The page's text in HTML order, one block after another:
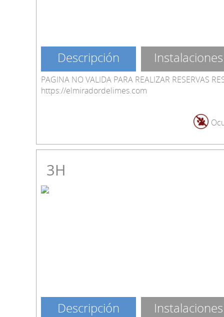
Descripción Instalaciones
PAGINA NO VALIDA PARA REALIZAR RESERVAS
https://elmiradordelimes.com
3H
Descripción Instalaciones